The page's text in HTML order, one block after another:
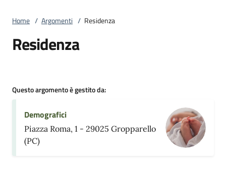
Home / Argomenti / Residenza
Residenza
Questo argomento è gestito da:
Demografici
Piazza Roma, 1 - 29025 Gropparello
(PC)